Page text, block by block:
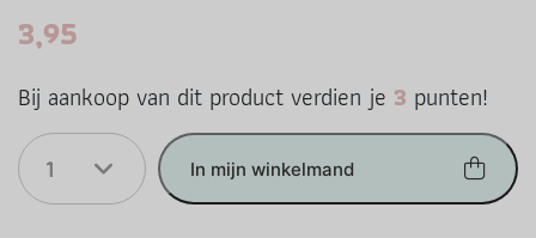
3,95
Bij aankoop van dit product verdien je 3 punten!
1
In mijn winkelmand